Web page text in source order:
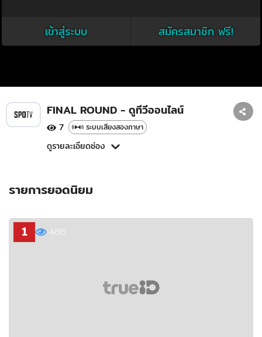
เข้าสู่ระบบ สมัครสมาชิก ฟรี!
FINAL ROUND - ดูทีวีออนไลน์
7 ระบบเสียงสองภาษา
ดูรายละเอียดช่อง
รายการยอดนิยม
1